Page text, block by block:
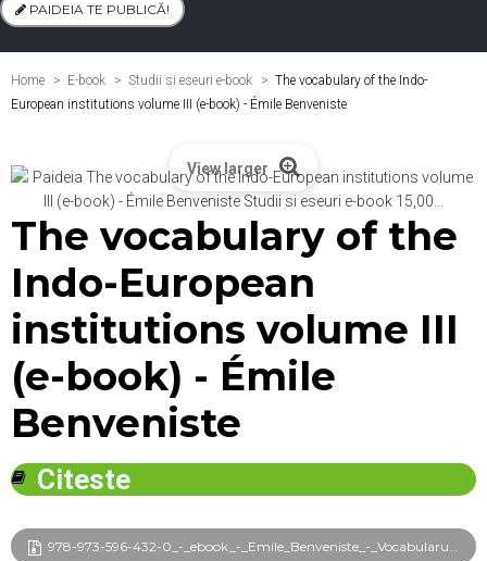
PAIDEIA TE PUBLICĂ!
Home E-book > Studii si eseuri e-book > The vocabulary of the Indo-
European institutions volume III (e-book) - Émile Benveniste
View larger
The vocabulary of the
Indo-European
institutions volume III
(e-book) - Émile
Benveniste
Citeste
978-973-596-432-0_-_ebook_-_Emile_Benveniste_-_Vocabularul_institutiilor_indo-europene._Vol._III_frg.pdf